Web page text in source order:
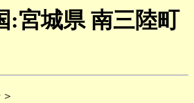
:宮城県 南三陸町